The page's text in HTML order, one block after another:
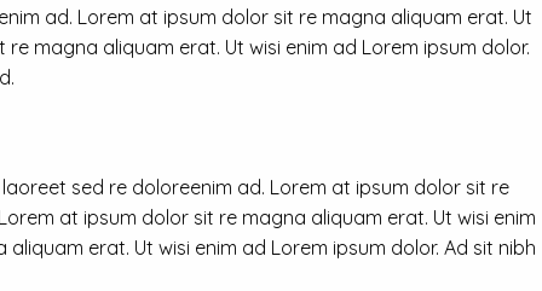
ad. Lorem at ipsum dolor sit re magna aliquam erat. Ut
magna aliquam erat. Ut wisi enim ad Lorem ipsum dolor.
sed re doloreenim ad. Lorem at ipsum dolor sit re
at ipsum dolor sit re magna aliquam erat. Ut wisi enim
erat. Ut wisi enim ad Lorem ipsum dolor. Ad sit nibh